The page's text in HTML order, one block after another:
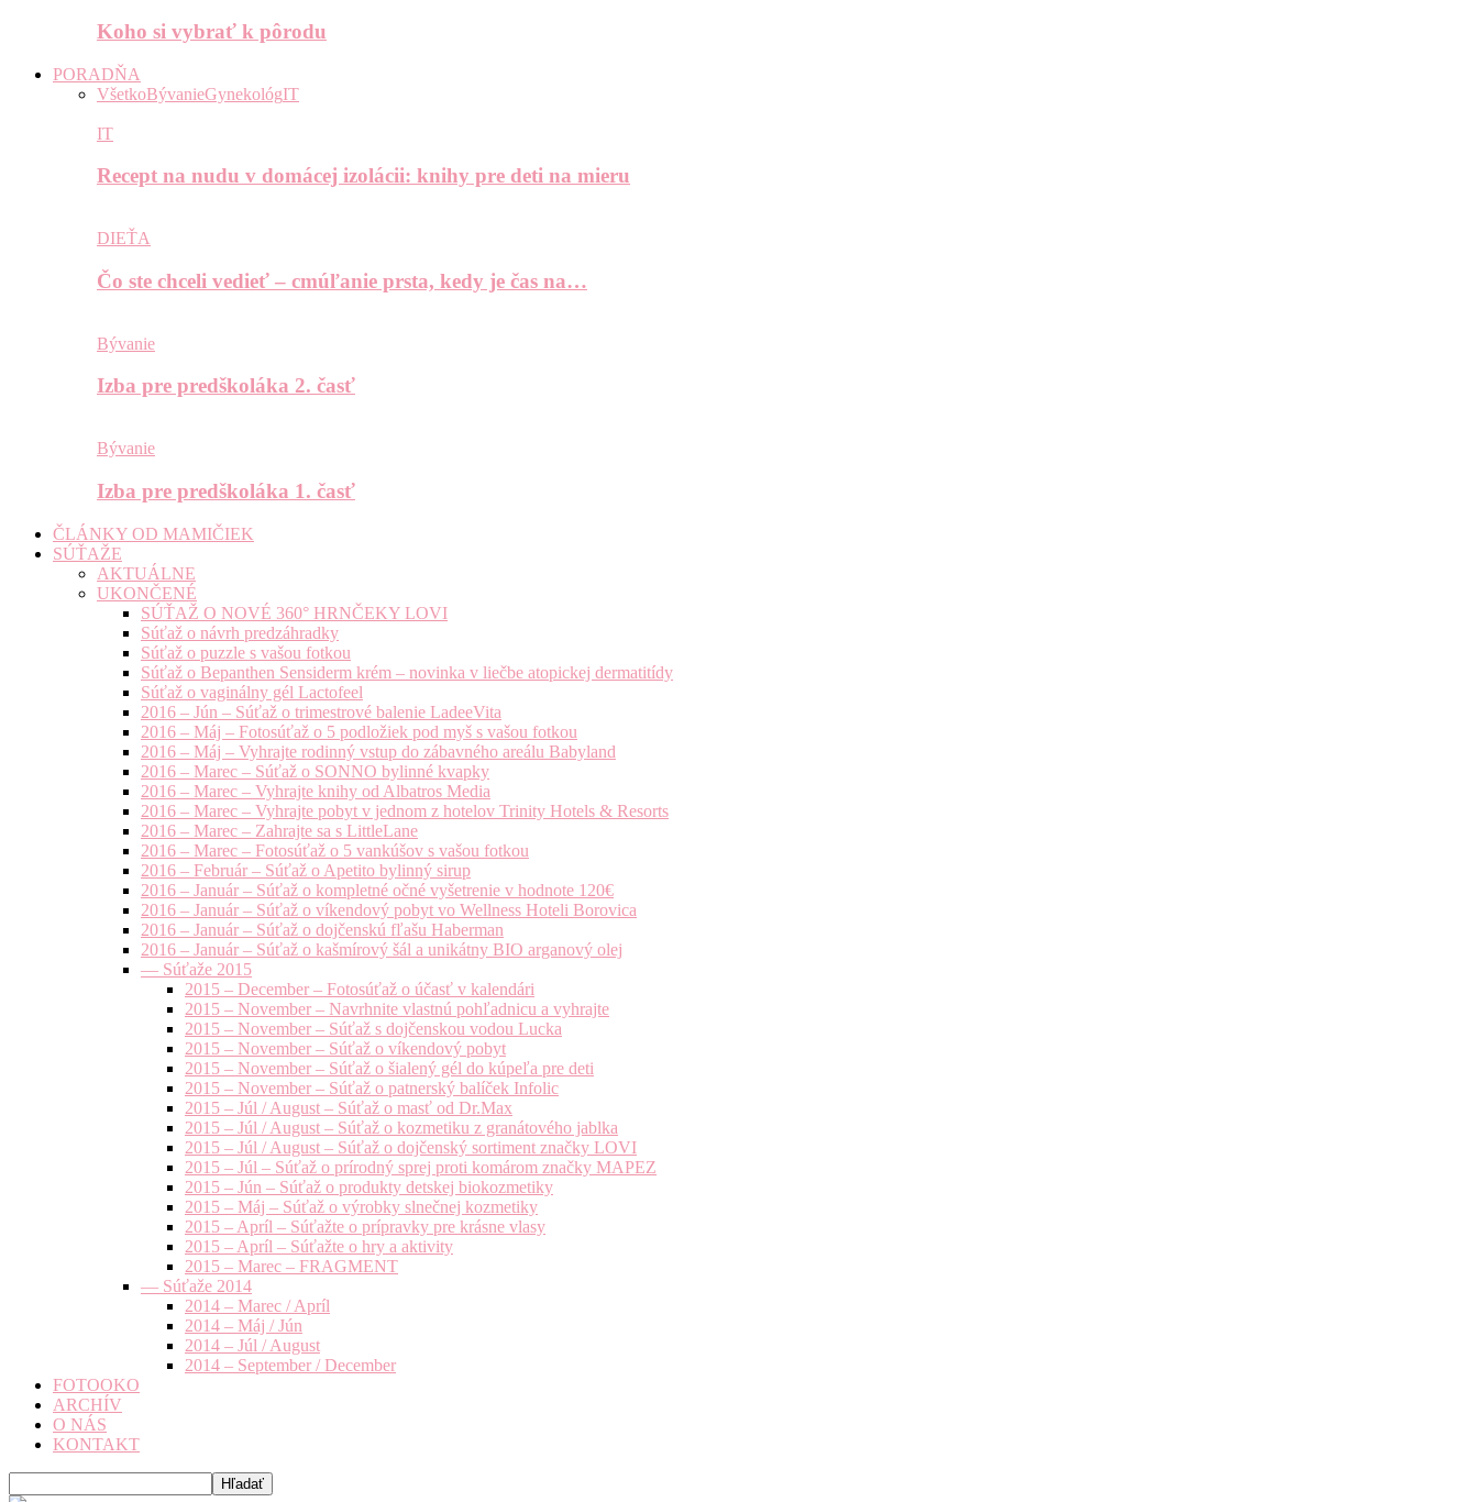
Koho si vybrať k pôrodu
PORADŇA
VšetkoBývanieGynekológIT
IT
Recept na nudu v domácej izolácii: knihy pre deti na mieru
DIEŤA
Čo ste chceli vedieť – cmúľanie prsta, kedy je čas na…
Bývanie
Izba pre predškoláka 2. časť
Bývanie
Izba pre predškoláka 1. časť
ČLÁNKY OD MAMIČIEK
SÚŤAŽE
AKTUÁLNE
UKONČENÉ
SÚŤAŽ O NOVÉ 360° HRNČEKY LOVI
Súťaž o návrh predzáhradky
Súťaž o puzzle s vašou fotkou
Súťaž o Bepanthen Sensiderm krém – novinka v liečbe atopickej dermatitídy
Súťaž o vaginálny gél Lactofeel
2016 – Jún – Súťaž o trimestrové balenie LadeeVita
2016 – Máj – Fotosúťaž o 5 podložiek pod myš s vašou fotkou
2016 – Máj – Vyhrajte rodinný vstup do zábavného areálu Babyland
2016 – Marec – Súťaž o SONNO bylinné kvapky
2016 – Marec – Vyhrajte knihy od Albatros Media
2016 – Marec – Vyhrajte pobyt v jednom z hotelov Trinity Hotels & Resorts
2016 – Marec – Zahrajte sa s LittleLane
2016 – Marec – Fotosúťaž o 5 vankúšov s vašou fotkou
2016 – Február – Súťaž o Apetito bylinný sirup
2016 – Január – Súťaž o kompletné očné vyšetrenie v hodnote 120€
2016 – Január – Súťaž o víkendový pobyt vo Wellness Hoteli Borovica
2016 – Január – Súťaž o dojčenskú fľašu Haberman
2016 – Január – Súťaž o kašmírový šál a unikátny BIO arganový olej
— Súťaže 2015
2015 – December – Fotosúťaž o účasť v kalendári
2015 – November – Navrhnite vlastnú pohľadnicu a vyhrajte
2015 – November – Súťaž s dojčenskou vodou Lucka
2015 – November – Súťaž o víkendový pobyt
2015 – November – Súťaž o šialený gél do kúpeľa pre deti
2015 – November – Súťaž o patnerský balíček Infolic
2015 – Júl / August – Súťaž o masť od Dr.Max
2015 – Júl / August – Súťaž o kozmetiku z granátového jablka
2015 – Júl / August – Súťaž o dojčenský sortiment značky LOVI
2015 – Júl – Súťaž o prírodný sprej proti komárom značky MAPEZ
2015 – Jún – Súťaž o produkty detskej biokozmetiky
2015 – Máj – Súťaž o výrobky slnečnej kozmetiky
2015 – Apríl – Súťažte o prípravky pre krásne vlasy
2015 – Apríl – Súťažte o hry a aktivity
2015 – Marec – FRAGMENT
— Súťaže 2014
2014 – Marec / Apríl
2014 – Máj / Jún
2014 – Júl / August
2014 – September / December
FOTOOKO
ARCHÍV
O NÁS
KONTAKT